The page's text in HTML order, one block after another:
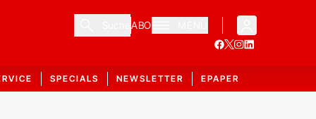
ABO
SPECIALS NEWSLETTER EPAPER